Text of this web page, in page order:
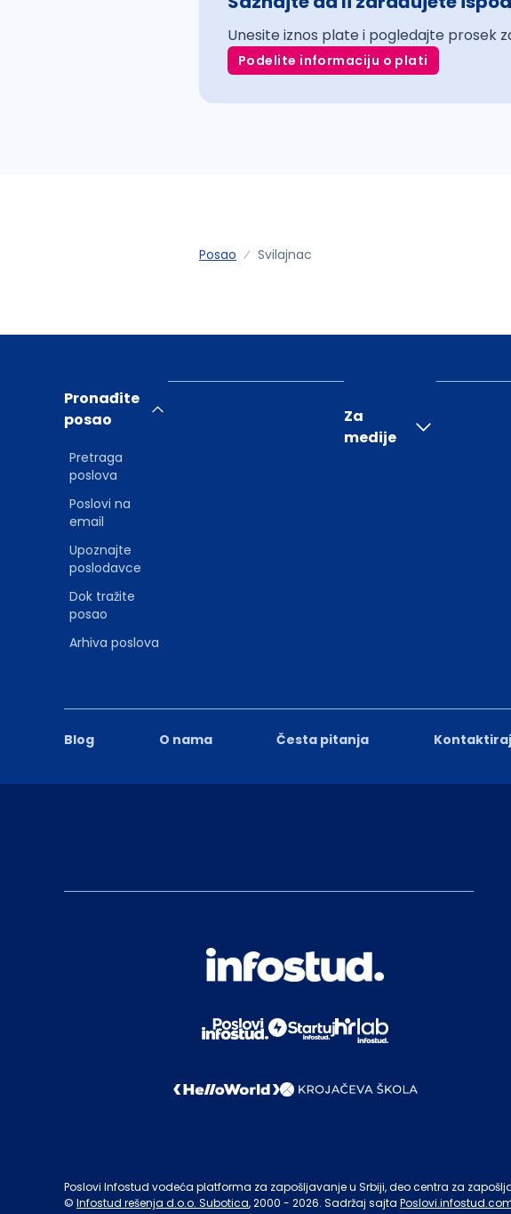
Unesite iznos plate i pogledajte prosek
Podelite informaciju o plati
Posao Svilajnac
Blog O nama Česta pitanja
Pronađite
posao
Pretraga
poslova
Poslovi na
email
Upoznajte
poslodavce
Dok tražite
posao
Arhiva poslova
Za
medije
Poslovi Infostud vodeća platforma za zapošljavanje u Srbiji, deo centra za
© Infostud rešenja d.o.o. Subotica, 2000 - 2026. Sadržaj sajta